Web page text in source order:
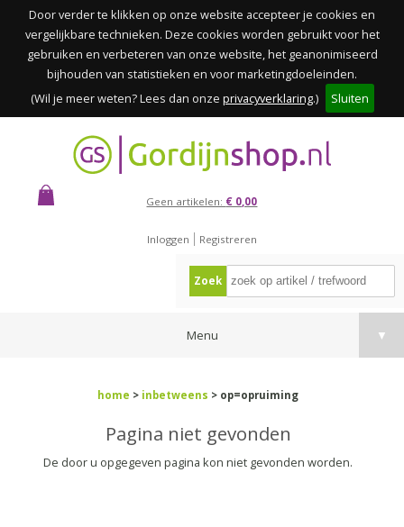
Door verder te klikken op onze website accepteer je cookies en
vergelijkbare technieken. Deze cookies worden gebruikt voor het
gebruiken en verbeteren van onze website, het geanonimiseerd
bijhouden van statistieken en voor marketingdoeleinden.
(Wil je meer weten? Lees dan onze privacyverklaring.) Sluiten
Geen artikelen: € 0,00
Inloggen Registreren
Zoek
Menu ▼
home > inbetweens > op=opruiming
Pagina niet gevonden
De door u opgegeven pagina kon niet gevonden worden.